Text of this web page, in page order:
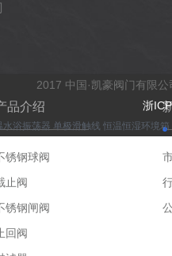
品介绍
锈钢球阀
止阀
锈钢闸阀
回阀
2017 中国·凯豪阀门有限
浙
水浴振荡器 单极滑触线 恒温恒湿环境箱